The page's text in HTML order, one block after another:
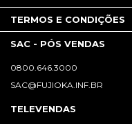
TERMOS E CONDIÇÕES
SAC - PÓS VENDAS
0800.646.3000
SAC@FUJIOKA.INF.BR
TELEVENDAS